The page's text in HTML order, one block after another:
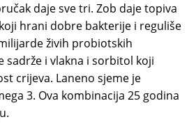
daje sve tri. Zob daje topiva
hrani dobre bakterije i reguliše
živih probiotskih
sadrže i vlakna i sorbitol koji
crijeva. Laneno sjeme je
3. Ova kombinacija 25 godina